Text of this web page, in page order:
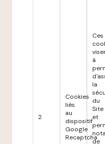
2
Cookies
liés
au
dispositif
Google
Recaptcha
Ces
à
la
du
Site
et
de